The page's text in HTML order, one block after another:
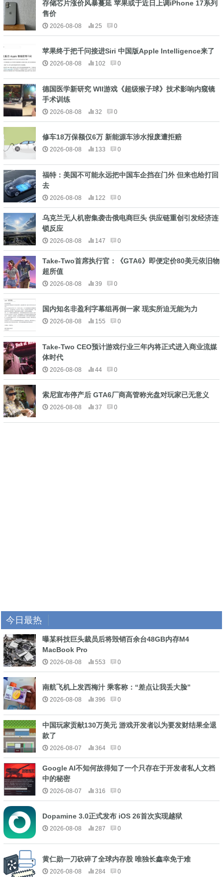
存储芯片涨价风暴蔓延 苹果或于近日上调iPhone 17系列
售价
2026-08-08 25 0
苹果终于把千问接进Siri 中国版Apple Intelligence来了
2026-08-08 102 0
德国医学新研究 WII游戏《超级猴子球》技术影响内窥镜
手术训练
2026-08-08 32 0
修车18万保额仅6万 新能源车涉水报废遭拒赔
2026-08-08 133 0
福特：美国不可能永远把中国车企挡在门外 但来也给打回
去
2026-08-08 122 0
乌克兰无人机密集袭击俄电商巨头 供应链重创引发经济连
锁反应
2026-08-08 147 0
Take-Two首席执行官：《GTA6》即便定价80美元依旧物
超所值
2026-08-08 39 0
国内知名非盈利字幕组再倒一家 现实所迫无能为力
2026-08-08 155 0
Take-Two CEO预计游戏行业三年内将正式进入商业流媒
体时代
2026-08-08 44 0
索尼宣布停产后 GTA6厂商高管称光盘对玩家已无意义
2026-08-08 37 0
今日最热
曝某科技巨头裁员后将毁销百余台48GB内存M4
MacBook Pro
2026-08-08 553 0
南航飞机上发西梅汁 乘客称：“差点让我丢大脸”
2026-08-08 396 0
中国玩家贡献130万美元 游戏开发者以为要发财结果全退
款了
2026-08-07 364 0
Google AI不知何故得知了一个只存在于开发者私人文档
中的秘密
2026-08-07 316 0
Dopamine 3.0正式发布 iOS 26首次实现越狱
2026-08-08 287 0
黄仁勋一刀砍碎了全球内存股 唯独长鑫幸免于难
2026-08-08 284 0